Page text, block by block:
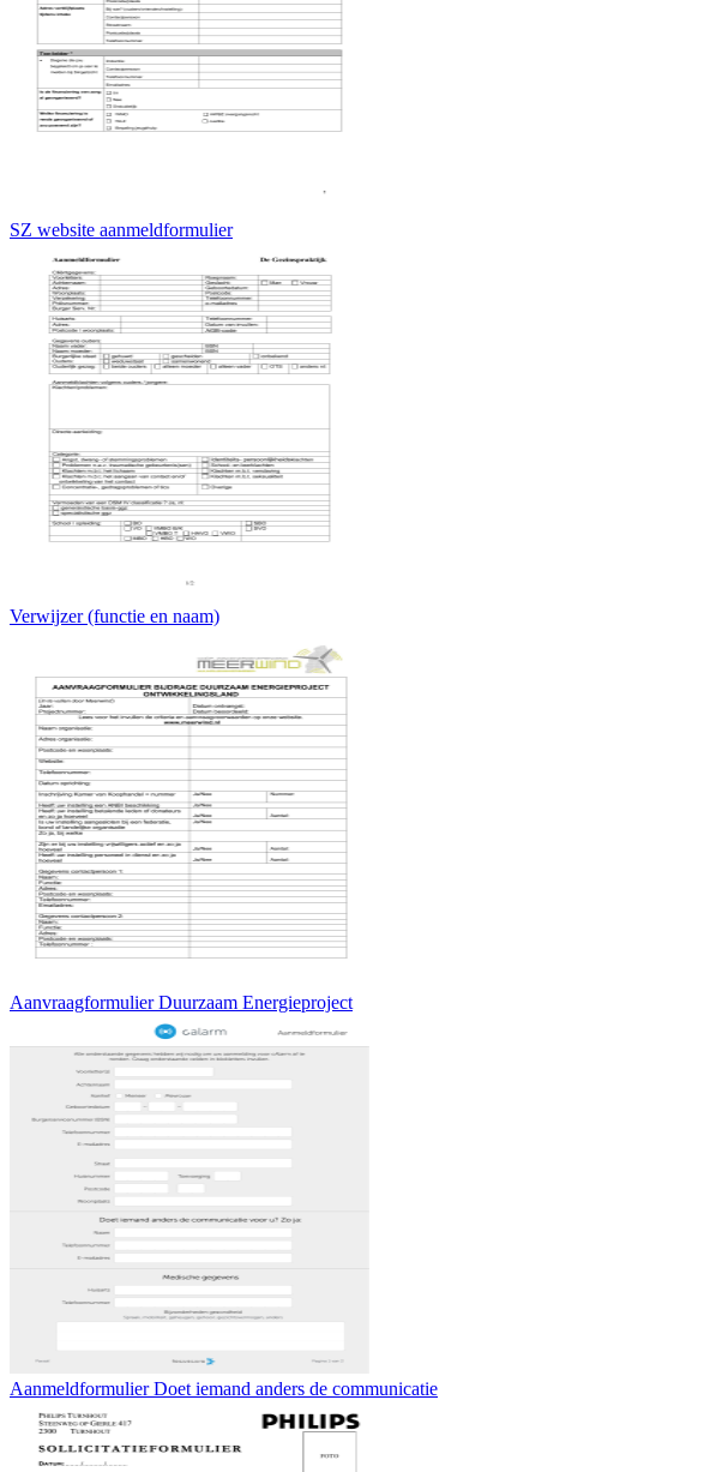
SZ website aanmeldformulier
Verwijzer (functie en naam)
Aanvraagformulier Duurzaam Energieproject
Aanmeldformulier Doet iemand anders de communicatie